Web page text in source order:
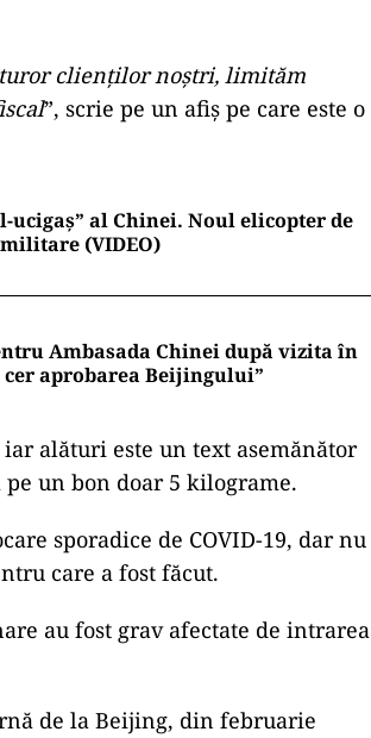
clienților noștri, limităm
”, scrie pe un afiș pe care este o
al Chinei. Noul elicopter de
(VIDEO)
Ambasada Chinei după vizita în
aprobarea Beijingului”
alături este un text asemănător
un bon doar 5 kilograme.
sporadice de COVID-19, dar nu
care a fost făcut.
au fost grav afectate de intrarea
de la Beijing, din februarie